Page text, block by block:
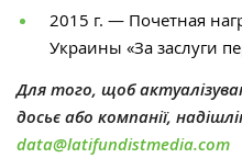
2015 г. — Почетная
Украины «За заслуги
Для того, щоб
досьє або компанії,
data@latifundistmedia.com